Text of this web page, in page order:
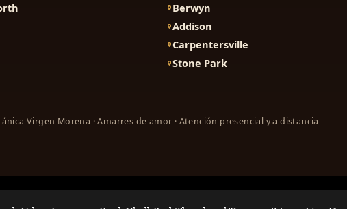
Berwyn
Addison
Carpentersville
Stone Park
Virgen Morena · Amarres de amor · Atención presencial y a distancia